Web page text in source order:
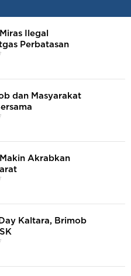
Ilegal
Perbatasan
dan Masyarakat
Akrabkan
Kaltara, Brimob